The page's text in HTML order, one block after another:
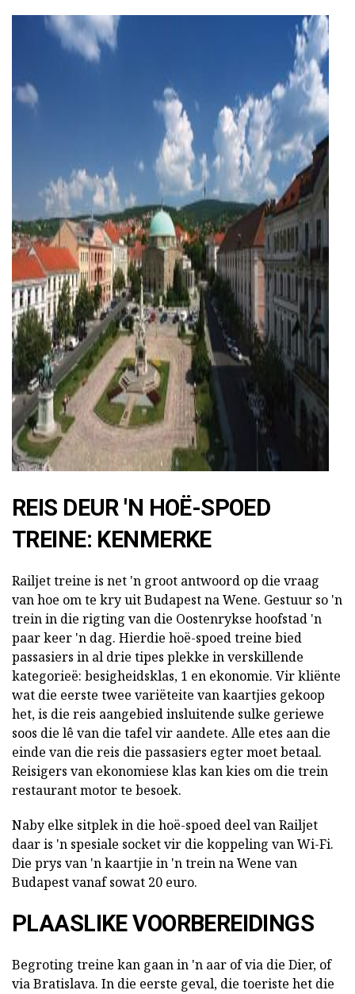
ad
REIS DEUR 'N HOË-SPOED
TREINE: KENMERKE
Railjet treine is net 'n groot antwoord op die vraag
van hoe om te kry uit Budapest na Wene. Gestuur so 'n
trein in die rigting van die Oostenrykse hoofstad 'n
paar keer 'n dag. Hierdie hoë-spoed treine bied
passasiers in al drie tipes plekke in verskillende
kategorieë: besigheidsklas, 1 en ekonomie. Vir kliënte
wat die eerste twee variëteite van kaartjies gekoop
het, is die reis aangebied insluitende sulke geriewe
soos die lê van die tafel vir aandete. Alle etes aan die
einde van die reis die passasiers egter moet betaal.
Reisigers van ekonomiese klas kan kies om die trein
restaurant motor te besoek.
Naby elke sitplek in die hoë-spoed deel van Railjet
daar is 'n spesiale socket vir die koppeling van Wi-Fi.
Die prys van 'n kaartjie in 'n trein na Wene van
Budapest vanaf sowat 20 euro.
PLAASLIKE VOORBEREIDINGS
Begroting treine kan gaan in 'n aar of via die Dier, of
via Bratislava. In die eerste geval, die toeriste het die